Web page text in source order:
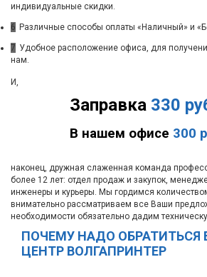
индивидуальные скидки.
6 Различные способы оплаты «Наличный» и
7 Удобное расположение офиса, для
нам.
Заправка 330
В нашем офисе 300
И,
наконец, дружная слаженная команда
более 12 лет: отдел продаж и закупок,
инженеры и курьеры. Мы гордимся
внимательно рассматриваем все Ваши
необходимости обязательно дадим
ПОЧЕМУ НАДО ОБРАТИТЬСЯ
ЦЕНТР ВОЛГАПРИНТЕР